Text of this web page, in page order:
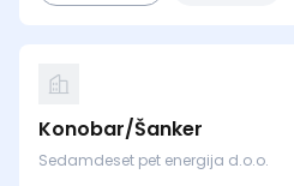
Konobar/Šanker
Sedamdeset pet energija d.o.o.